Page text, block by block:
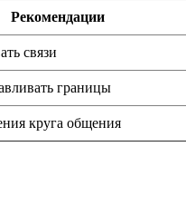
Рекомендации
связи
границы
круга общения